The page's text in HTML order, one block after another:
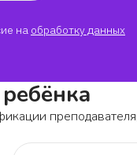
на обработку данных